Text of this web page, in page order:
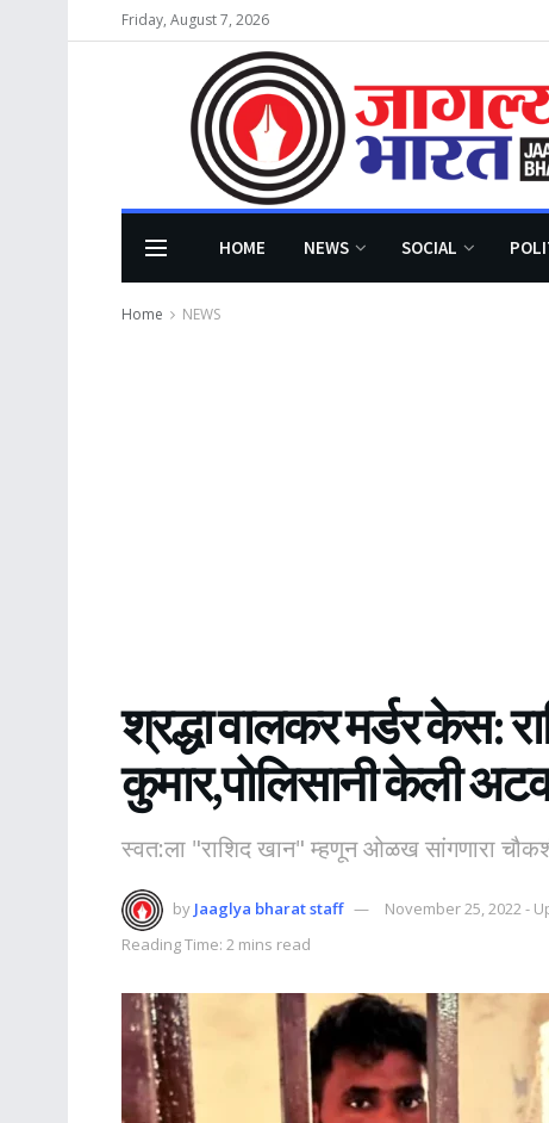
Friday, August 7, 2026
HOME NEWS SOCIAL
Home NEWS
श्रद्धा वालकर मर्डर केस:
कुमार,पोलिसानी केली
स्वत:ला "राशिद खान" म्हणून ओळख सांगणारा
by Jaaglya bharat staff November 25, 2022 -
Reading Time: 2 mins read